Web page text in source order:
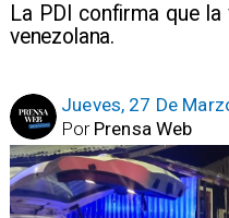
La PDI confirma que
venezolana.
Jueves, 27 De
Prensa Web
Por